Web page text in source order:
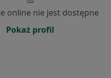
online nie jest dostępne
Pokaż profil